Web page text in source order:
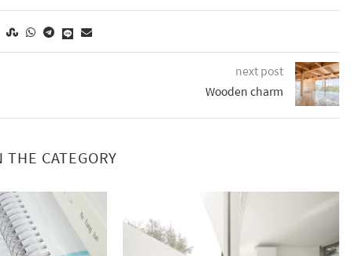
next post
Wooden charm
CATEGORY